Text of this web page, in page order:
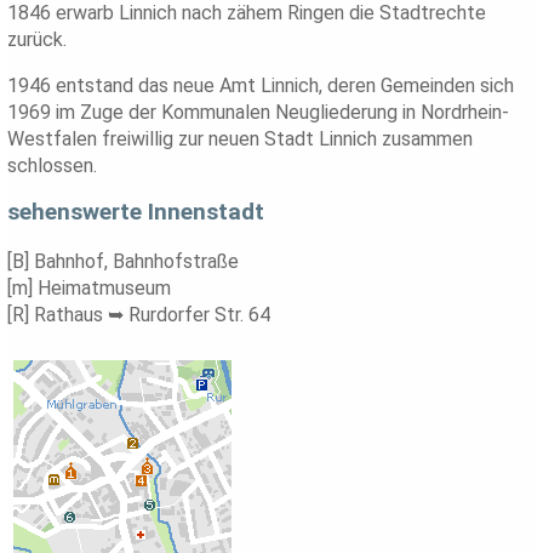
1846 erwarb Linnich nach zähem Ringen die Stadtrechte
zurück.
1946 entstand das neue Amt Linnich, deren Gemeinden sich
1969 im Zuge der Kommunalen Neugliederung in Nordrhein-
Westfalen freiwillig zur neuen Stadt Linnich zusammen
schlossen.
sehenswerte Innenstadt
[B] Bahnhof, Bahnhofstraße
[m] Heimatmuseum
[R] Rathaus ➥ Rurdorfer Str. 64